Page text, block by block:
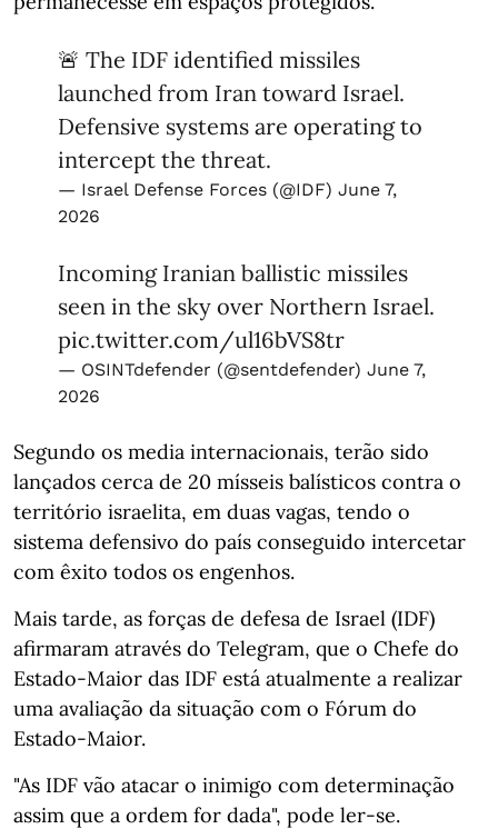
🚨 The IDF identified missiles
launched from Iran toward Israel.
Defensive systems are operating to
intercept the threat.
— Israel Defense Forces (@IDF) June 7,
2026
Incoming Iranian ballistic missiles
seen in the sky over Northern Israel.
pic.twitter.com/ul16bVS8tr
— OSINTdefender (@sentdefender) June 7,
2026
Segundo os media internacionais, terão sido
lançados cerca de 20 mísseis balísticos contra o
território israelita, em duas vagas, tendo o
sistema defensivo do país conseguido intercetar
com êxito todos os engenhos.
Mais tarde, as forças de defesa de Israel (IDF)
afirmaram através do Telegram, que o Chefe do
Estado-Maior das IDF está atualmente a realizar
uma avaliação da situação com o Fórum do
Estado-Maior.
"As IDF vão atacar o inimigo com determinação
assim que a ordem for dada", pode ler-se.